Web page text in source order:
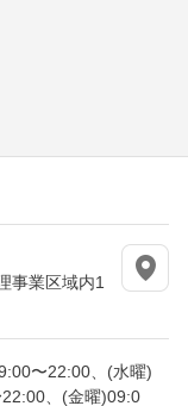
事業区域内1
〜22:00、(水曜)
、(金曜)09:0